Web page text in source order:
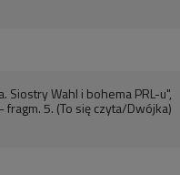
Siostry Wahl i bohema PRL-u",
5. (To się czyta/Dwójka)